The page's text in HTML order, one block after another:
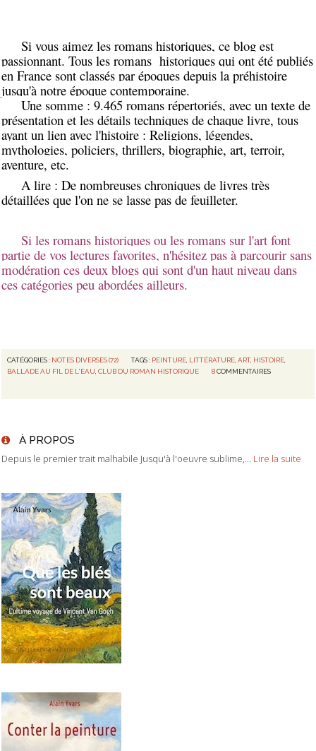
Si vous aimez les romans historiques, ce blog est
passionnant. Tous les romans historiques qui ont été publiés
en France sont classés par époques depuis la préhistoire
jusqu'à notre époque contemporaine.
Une somme : 9.465 romans répertoriés, avec un texte de
présentation et les détails techniques de chaque livre, tous
ayant un lien avec l'histoire : Religions, légendes,
mythologies, policiers, thrillers, biographie, art, terroir,
aventure, etc.
A lire : De nombreuses chroniques de livres très
détaillées que l'on ne se lasse pas de feuilleter.
Si les romans historiques ou les romans sur l'art font
partie de vos lectures favorites, n'hésitez pas à parcourir sans
modération ces deux blogs qui sont d'un haut niveau dans
ces catégories peu abordées ailleurs.
CATÉGORIES : NOTES DIVERSES (72) TAGS : PEINTURE, LITTÉRATURE,ART, HISTOIRE,
BALLADE AU FIL DE L'EAU,CLUB DU ROMAN HISTORIQUE 8 COMMENTAIRES
À PROPOS
Depuis le premier trait malhabile Jusqu'à l'oeuvre sublime,... Lire la suite